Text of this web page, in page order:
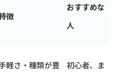
徴
おすすめな
人
軽さ・種類が豊
初心者、ま